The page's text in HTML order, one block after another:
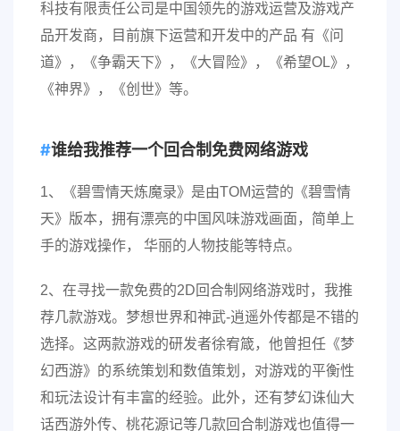
科技有限责任公司是中国领先的游戏运营及游戏产
品开发商，目前旗下运营和开发中的产品 有《问
道》，《争霸天下》，《大冒险》，《希望OL》，
《神界》，《创世》等。
谁给我推荐一个回合制免费网络游戏
1、《碧雪情天炼魔录》是由TOM运营的《碧雪情
天》版本，拥有漂亮的中国风味游戏画面，简单上
手的游戏操作， 华丽的人物技能等特点。
2、在寻找一款免费的2D回合制网络游戏时，我推
荐几款游戏。梦想世界和神武-逍遥外传都是不错的
选择。这两款游戏的研发者徐宥箴，他曾担任《梦
幻西游》的系统策划和数值策划，对游戏的平衡性
和玩法设计有丰富的经验。此外，还有梦幻诛仙大
话西游外传、桃花源记等几款回合制游戏也值得一